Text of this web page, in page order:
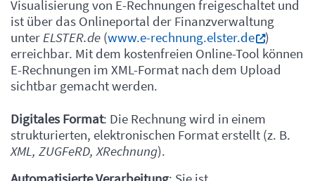
Visualisierung von E-Rechnungen freigeschaltet und
ist über das Onlineportal der Finanzverwaltung
unter ELSTER.de (www.e-rechnung.elster.de
)
erreichbar. Mit dem kostenfreien Online-Tool können
E-Rechnungen im XML-Format nach dem Upload
sichtbar gemacht werden.
Inhalt
Digitales Format: Die Rechnung wird in einem
strukturierten, elektronischen Format erstellt (z. B.
XML, ZUGFeRD, XRechnung).